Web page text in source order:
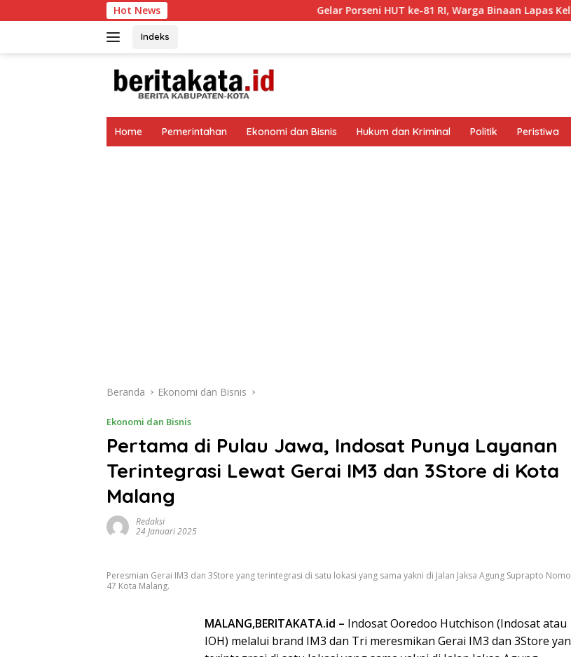
ke
Hot News Gelar Porseni HUT ke-81 RI, Warga Binaan Lapas Kelas I
Indeks
Home Pemerintahan Ekonomi dan Bisnis Hukum dan Kriminal Politik Peristiwa
Beranda Ekonomi dan Bisnis
Ekonomi dan Bisnis
Pertama di Pulau Jawa, Indosat Punya Layanan
Terintegrasi Lewat Gerai IM3 dan 3Store di Kota
Malang
Redaksi
24 Januari 2025
Peresmian Gerai IM3 dan 3Store yang terintegrasi di satu lokasi yang sama yakni di Jalan Jaksa Agung Suprapto
47 Kota Malang.
MALANG,BERITAKATA.id – Indosat Ooredoo Hutchison (Indosat atau
IOH) melalui brand IM3 dan Tri meresmikan Gerai IM3 dan 3Store